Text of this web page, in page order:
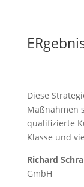
Diese
Maßnahmen
qualifizierte
Klasse und
Richard
GmbH